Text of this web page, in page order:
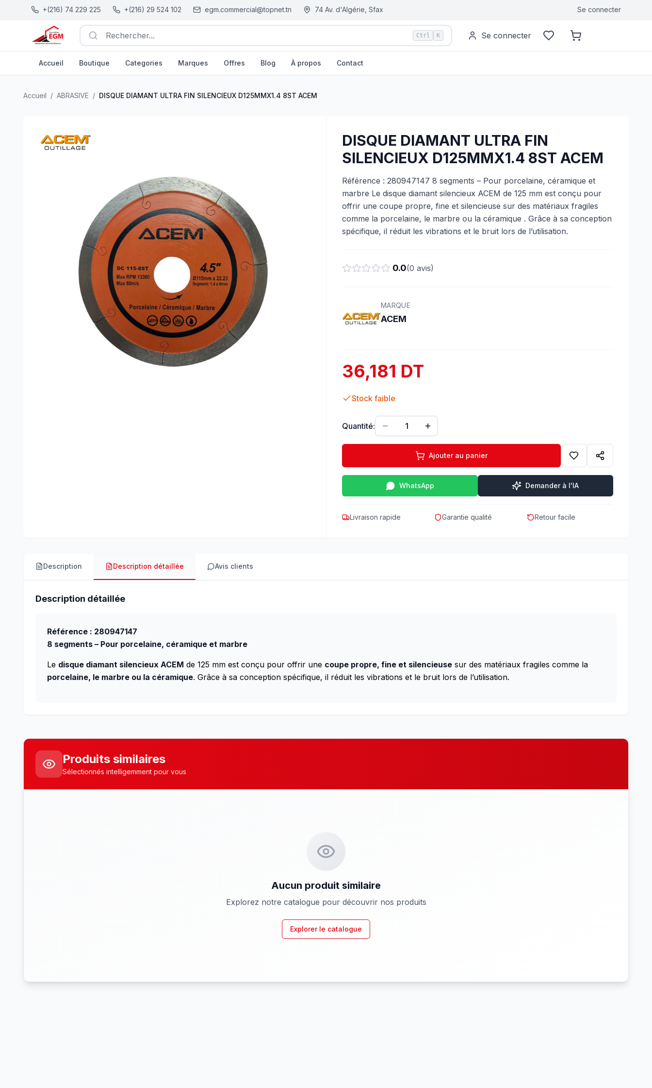
+(216) 74 229 225 +(216) 29 524 102 egm.commercial@topnet.tn 74 Av. d'Algérie, Sfax Se connecter
Rechercher... Ctrl K Se connecter
Accueil Boutique Categories Marques Offres Blog À propos Contact
Accueil / ABRASIVE / DISQUE DIAMANT ULTRA FIN SILENCIEUX D125MMX1.4 8ST ACEM
DISQUE DIAMANT ULTRA FIN
SILENCIEUX D125MMX1.4 8ST ACEM
Référence : 280947147 8 segments – Pour porcelaine, céramique et
marbre Le disque diamant silencieux ACEM de 125 mm est conçu pour
offrir une coupe propre, fine et silencieuse sur des matériaux fragiles
comme la porcelaine, le marbre ou la céramique . Grâce à sa conception
spécifique, il réduit les vibrations et le bruit lors de l’utilisation.
0.0(0 avis)
MARQUE
ACEM
36,181 DT
Stock faible
Quantité: 1
Ajouter au panier
WhatsApp Demander à l'IA
Livraison rapide Garantie qualité Retour facile
Description Description détaillée Avis clients
Description détaillée
Référence : 280947147
8 segments – Pour porcelaine, céramique et marbre
Le disque diamant silencieux ACEM de 125 mm est conçu pour offrir une coupe propre, fine et silencieuse sur des matériaux fragiles comme la
porcelaine, le marbre ou la céramique. Grâce à sa conception spécifique, il réduit les vibrations et le bruit lors de l’utilisation.
Produits similaires
Sélectionnés intelligemment pour vous
Aucun produit similaire
Explorez notre catalogue pour découvrir nos produits
Explorer le catalogue